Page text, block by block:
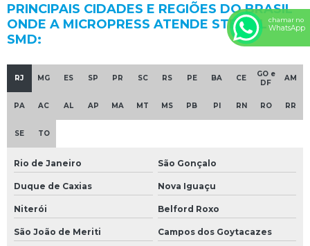
PRINCIPAIS CIDADES E REGIÕES DO BRASIL
ONDE A MICROPRESS ATENDE STENCIL
SMD:
RJ MG ES SP PR SC RS PE BA CE
GO e
DF
AM
PA AC AL AP MA MT MS PB PI RN RO RR
SE TO
Rio de Janeiro São Gonçalo
Duque de Caxias Nova Iguaçu
Niterói Belford Roxo
São João de Meriti Campos dos Goytacazes
chamar no
WhatsApp